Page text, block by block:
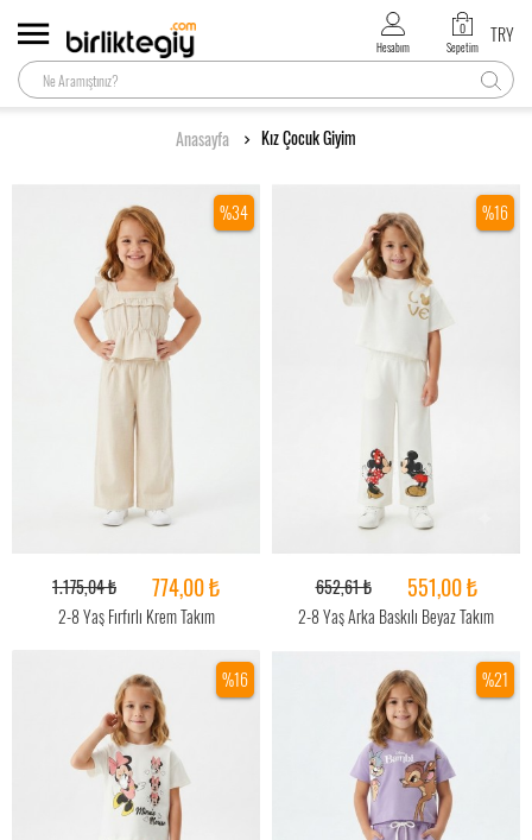
Hesabım
0
Sepetim
TRY
Anasayfa Kız Çocuk Giyim
%34
1.175,04 ₺ 774,00 ₺
2-8 Yaş Fırfırlı Krem Takım
%16
652,61 ₺ 551,00 ₺
2-8 Yaş Arka Baskılı Beyaz Takım
%16 %21